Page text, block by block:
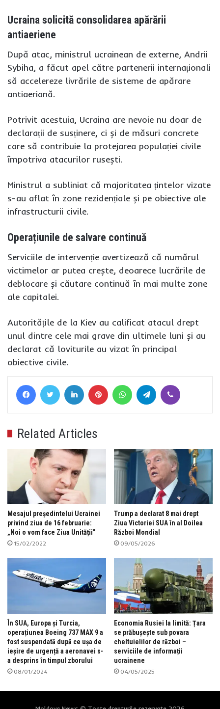
Ucraina solicită consolidarea apărării
antiaeriene
După atac, ministrul ucrainean de externe, Andrii
Sybiha, a făcut apel către partenerii internaționali
să accelereze livrările de sisteme de apărare
antiaeriană.
Potrivit acestuia, Ucraina are nevoie nu doar de
declarații de susținere, ci și de măsuri concrete
care să contribuie la protejarea populației civile
împotriva atacurilor rusești.
Ministrul a subliniat că majoritatea țintelor vizate
s-au aflat în zone rezidențiale și pe obiective ale
infrastructurii civile.
Operațiunile de salvare continuă
Serviciile de intervenție avertizează că numărul
victimelor ar putea crește, deoarece lucrările de
deblocare și căutare continuă în mai multe zone
ale capitalei.
Autoritățile de la Kiev au calificat atacul drept
unul dintre cele mai grave din ultimele luni și au
declarat că loviturile au vizat în principal
obiective civile.
FacebookTwitter LinkedIn Pinterest WhatsAppTelegram
Related Articles
Mesajul președintelui Ucrainei
privind ziua de 16 februarie:
„Noi o vom face Ziua Unității”
15/02/2022
Trump a declarat 8 mai drept
Ziua Victoriei SUA în al Doilea
Război Mondial
09/05/2026
În SUA, Europa și Turcia,
operațiunea Boeing 737 MAX 9 a
fost suspendată după ce ușa de
ieșire de urgență a aeronavei s-
a desprins în timpul zborului
08/01/2024
Economia Rusiei la limită: Țara
se prăbușește sub povara
cheltuielilor de război –
serviciile de informații
ucrainene
04/05/2025